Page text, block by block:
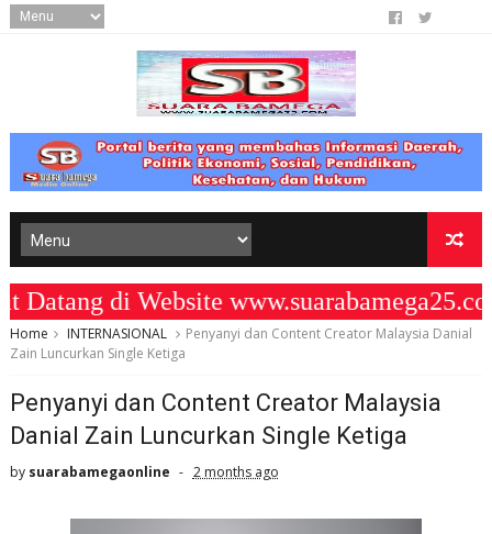
di Website
Home INTERNASIONAL
Penyanyi dan Content Creator Malaysia Danial
Zain Luncurkan Single Ketiga
Penyanyi dan Content Creator Malaysia
Danial Zain Luncurkan Single Ketiga
by suarabamegaonline 2 months ago